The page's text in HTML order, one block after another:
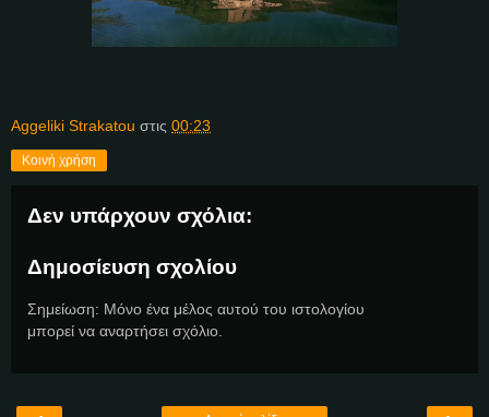
Aggeliki Strakatou στις 00:23
Κοινή χρήση
Δεν υπάρχουν σχόλια:
Δημοσίευση σχολίου
Σημείωση: Μόνο ένα μέλος αυτού του ιστολογίου
μπορεί να αναρτήσει σχόλιο.